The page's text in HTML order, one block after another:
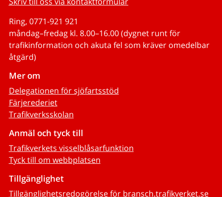
Ring, 0771-921 921
måndag–fredag kl. 8.00–16.00 (dygnet runt för
trafikinformation och akuta fel som kräver omedelbar
åtgärd)
Mer om
Delegationen för sjöfartsstöd
Färjerederiet
Trafikverksskolan
Anmäl och tyck till
Trafikverkets visselblåsarfunktion
Tyck till om webbplatsen
Tillgänglighet
Tillgänglighetsredogörelse för bransch.trafikverket.se